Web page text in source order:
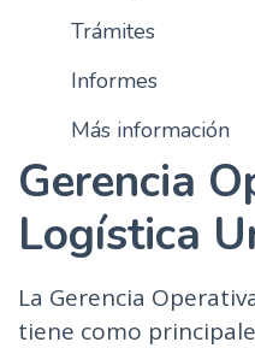
Trámites
Informes
Más información
Gerencia
Logística
La Gerencia
tiene como